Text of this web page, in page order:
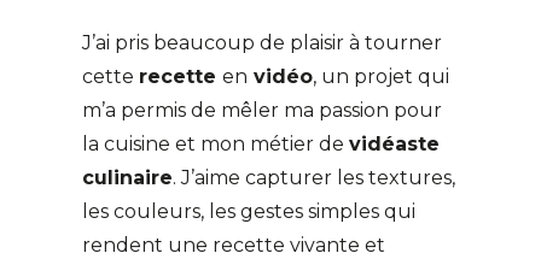
J’ai pris beaucoup de plaisir à tourner
cette recette en vidéo, un projet qui
m’a permis de mêler ma passion pour
la cuisine et mon métier de vidéaste
culinaire. J’aime capturer les textures,
les couleurs, les gestes simples qui
rendent une recette vivante et